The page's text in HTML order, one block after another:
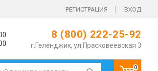
РЕГИСТРАЦИЯ ВХОД
8 (800) 222-25-92
г.Геленджик, ул.Прасковеевская 3
0